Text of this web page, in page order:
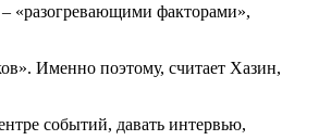
– «разогревающими факторами»,
Именно поэтому, считает Хазин,
событий, давать интервью,